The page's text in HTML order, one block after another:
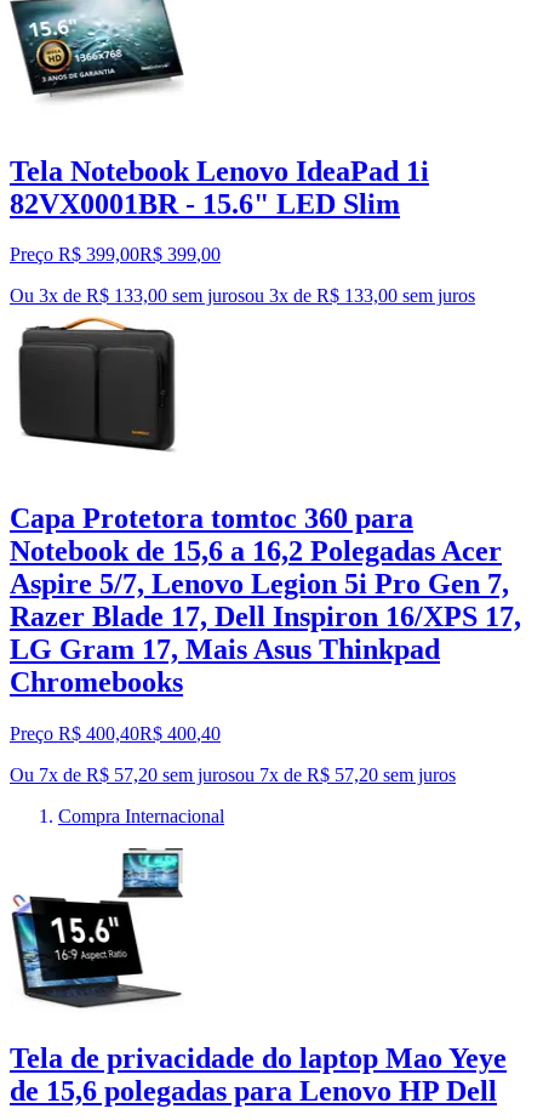
Tela Notebook Lenovo IdeaPad 1i
82VX0001BR - 15.6" LED Slim
Preço R$ 399,00R$ 399,00
Ou 3x de R$ 133,00 sem jurosou 3x de R$ 133,00 sem juros
Capa Protetora tomtoc 360 para
Notebook de 15,6 a 16,2 Polegadas Acer
Aspire 5/7, Lenovo Legion 5i Pro Gen 7,
Razer Blade 17, Dell Inspiron 16/XPS 17,
LG Gram 17, Mais Asus Thinkpad
Chromebooks
Preço R$ 400,40R$ 400,40
Ou 7x de R$ 57,20 sem jurosou 7x de R$ 57,20 sem juros
Compra Internacional
Tela de privacidade do laptop Mao Yeye
de 15,6 polegadas para Lenovo HP Dell